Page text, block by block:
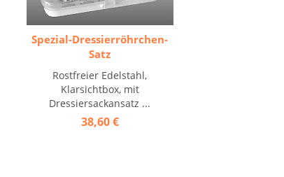
Spezial-Dressierröhrchen-
Satz
Rostfreier Edelstahl,
Klarsichtbox, mit
Dressiersackansatz ...
38,60 €